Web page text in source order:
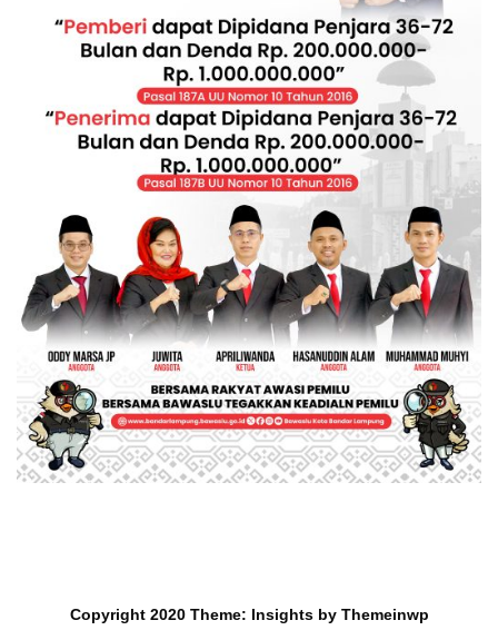
Copyright 2020 Theme: Insightsby Themeinwp